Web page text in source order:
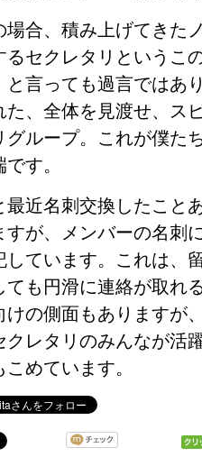
場合、積み上げてきた
るセクレタリというこ
と言っても過言ではあ
た、全体を見渡せ、ス
グループ。これが僕た
す。
最近名刺交換したこと
すが、メンバーの名刺
しています。これは、
ても円滑に連絡が取れ
けの側面もありますが
クレタリのみんなが活
こめています。